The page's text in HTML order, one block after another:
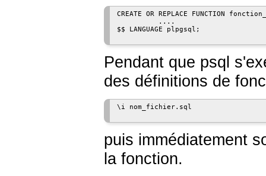
CREATE OR REPLACE FUNCTION
          ....
$$ LANGUAGE plpgsql;
Pendant que psql
des définitions de
\i nom_fichier.sql
puis immédiatement
la fonction.